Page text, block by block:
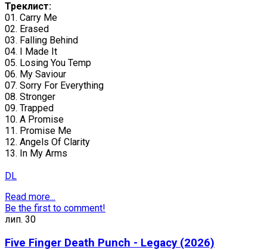
Треклист:
01. Carry Me
02. Erased
03. Falling Behind
04. I Made It
05. Losing You Temp
06. My Saviour
07. Sorry For Everything
08. Stronger
09. Trapped
10. A Promise
11. Promise Me
12. Angels Of Clarity
13. In My Arms
DL
Read more...
Be the first to comment!
лип. 30
Five Finger Death Punch - Legacy (2026)